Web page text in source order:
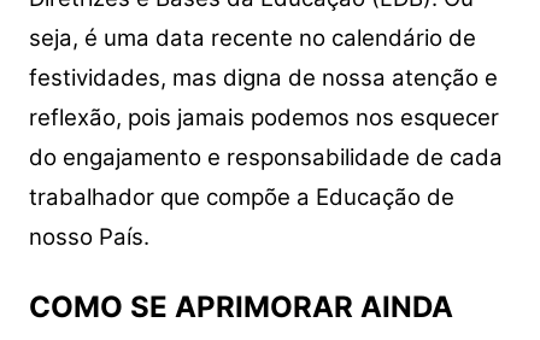
seja, é uma data recente no calendário de
festividades, mas digna de nossa atenção e
reflexão, pois jamais podemos nos esquecer
do engajamento e responsabilidade de cada
trabalhador que compõe a Educação de
nosso País.
COMO SE APRIMORAR AINDA